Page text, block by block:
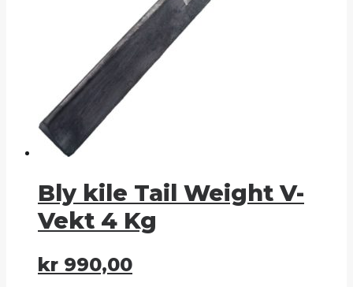
Bly kile Tail Weight V-
Vekt 4 Kg
kr 990,00